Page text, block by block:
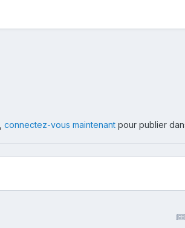
connectez-vous maintenant pour publier